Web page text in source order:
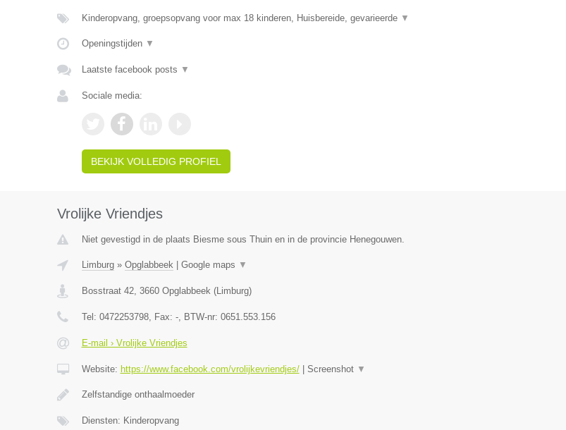
Kinderopvang, groepsopvang voor max 18 kinderen, Huisbereide, gevarieerde ▼
Openingstijden ▼
Laatste facebook posts ▼
Sociale media:
BEKIJK VOLLEDIG PROFIEL
Vrolijke Vriendjes
Niet gevestigd in de plaats Biesme sous Thuin en in de provincie Henegouwen.
Limburg» Opglabbeek| Google maps ▼
Bosstraat 42, 3660 Opglabbeek(Limburg)
Tel: 0472253798, Fax: -, BTW-nr: 0651.553.156
E-mail › Vrolijke Vriendjes
Website: https://www.facebook.com/vrolijkevriendjes/| Screenshot ▼
Zelfstandige onthaalmoeder
Diensten: Kinderopvang